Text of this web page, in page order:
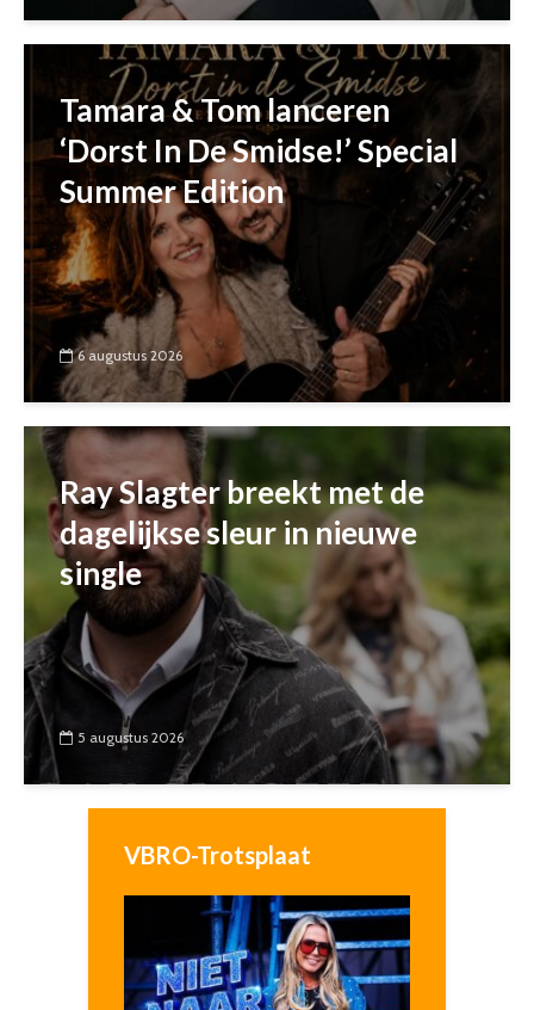
Tamara & Tom lanceren
‘Dorst In De Smidse!’ Special
Summer Edition
6 augustus 2026
Ray Slagter breekt met de
dagelijkse sleur in nieuwe
single
5 augustus 2026
VBRO-Trotsplaat